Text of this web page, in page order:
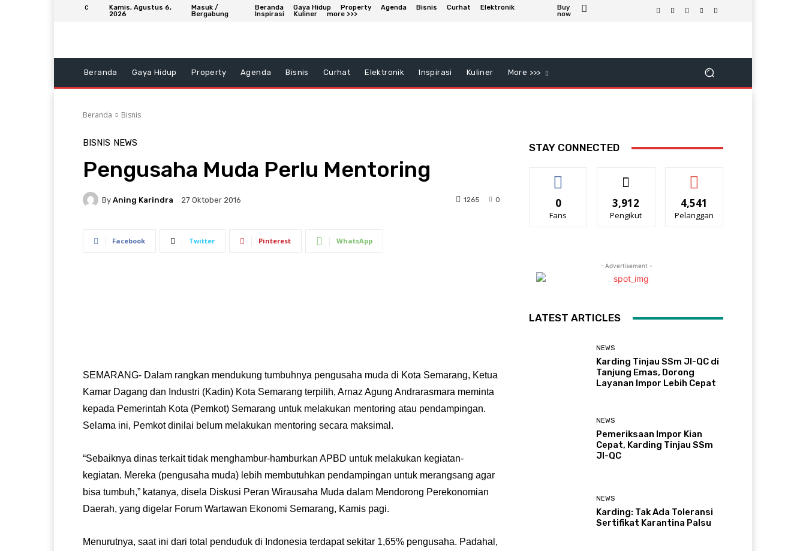
C
Kamis, Agustus 6,
2026
Masuk /
Bergabung
Beranda Gaya Hidup Property Agenda Bisnis Curhat
Elektronik
Inspirasi
Kuliner more >>>
Buy
now
Beranda Gaya Hidup Property Agenda Bisnis Curhat Elektronik Inspirasi Kuliner More >>>
Beranda Bisnis
BISNIS NEWS
Pengusaha Muda Perlu Mentoring
By Aning Karindra 27 Oktober 2016 0
1265
Facebook Twitter Pinterest WhatsApp
SEMARANG- Dalam rangkan mendukung tumbuhnya pengusaha muda di Kota Semarang, Ketua
Kamar Dagang dan Industri (Kadin) Kota Semarang terpilih, Arnaz Agung Andrarasmara meminta
kepada Pemerintah Kota (Pemkot) Semarang untuk melakukan mentoring atau pendampingan.
Selama ini, Pemkot dinilai belum melakukan mentoring secara maksimal.
“Sebaiknya dinas terkait tidak menghambur-hamburkan APBD untuk melakukan kegiatan-
kegiatan. Mereka (pengusaha muda) lebih membutuhkan pendampingan untuk merangsang agar
bisa tumbuh,” katanya, disela Diskusi Peran Wirausaha Muda dalam Mendorong Perekonomian
Daerah, yang digelar Forum Wartawan Ekonomi Semarang, Kamis pagi.
Menurutnya, saat ini dari total penduduk di Indonesia terdapat sekitar 1,65% pengusaha. Padahal,
STAY CONNECTED
0
Fans
3,912
Pengikut
4,541
Pelanggan
- Advertisement -
LATEST ARTICLES
NEWS
Karding Tinjau SSm JI-QC di
Tanjung Emas, Dorong
Layanan Impor Lebih Cepat
NEWS
Pemeriksaan Impor Kian
Cepat, Karding Tinjau SSm
JI-QC
NEWS
Karding: Tak Ada Toleransi
Sertifikat Karantina Palsu